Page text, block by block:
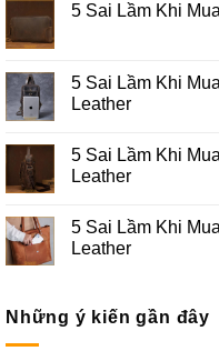
5 Sai Lầm Khi
5 Sai Lầm Khi
Leather
5 Sai Lầm Khi
Leather
5 Sai Lầm Khi
Leather
Những ý kiến gần đây